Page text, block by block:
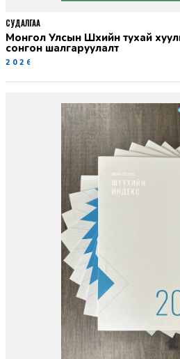
Монгол Улсын Шүүхийн тухай хуулийн хэрэгжилт: Шүүгчийн
сонгон шалгаруулалт
2026-06-19
СУДАЛГАА